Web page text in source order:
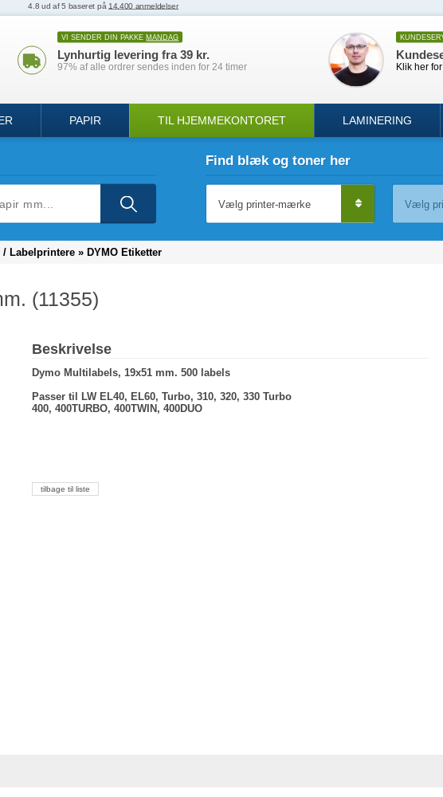
VI SENDER DIN PAKKE MANDAG
Lynhurtig levering fra 39 kr.
97% af alle ordrer sendes inden for 24 timer Klik her
PAPIR TIL HJEMMEKONTORET LAMINERING
Find blæk og toner her
/ Labelprintere» DYMO Etiketter
(11355)
Beskrivelse
Dymo Multilabels, 19x51 mm. 500 labels
Passer til LW EL40, EL60, Turbo, 310, 320, 330 Turbo
400, 400TURBO, 400TWIN, 400DUO
tilbage til liste